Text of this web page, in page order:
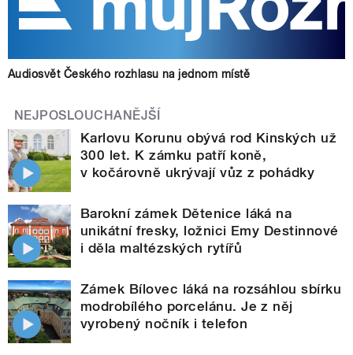
Audiosvět Českého rozhlasu na jednom místě
NEJPOSLOUCHANĚJŠÍ
Karlovu Korunu obývá rod Kinských už
300 let. K zámku patří koně,
v kočárovně ukrývají vůz z pohádky
Barokní zámek Dětenice láká na
unikátní fresky, ložnici Emy Destinnové
i děla maltézských rytířů
Zámek Bílovec láká na rozsáhlou sbírku
modrobílého porcelánu. Je z něj
vyrobený nočník i telefon